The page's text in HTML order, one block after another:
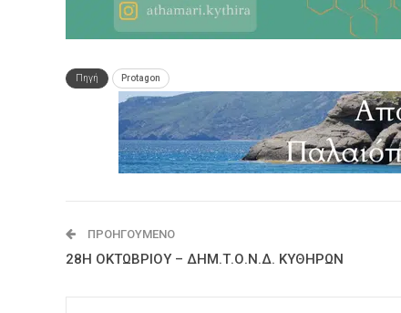
Πηγή Protagon
ΠΡΟΗΓΟΎΜΕΝΟ
28Η ΟΚΤΩΒΡΙΟΥ – ΔΗΜ.Τ.Ο.Ν.Δ. ΚΥΘΗΡΩΝ